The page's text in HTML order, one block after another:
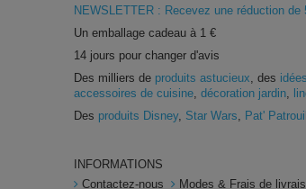
NEWSLETTER : Recevez une réduction
Un emballage cadeau à 1 €
14 jours pour changer d'avis
Des milliers de produits astucieux , des
accessoires de cuisine ,décoration jardin
Des produits Disney, Star Wars Pat'
INFORMATIONS
Contactez-nous
Modes & Frais de